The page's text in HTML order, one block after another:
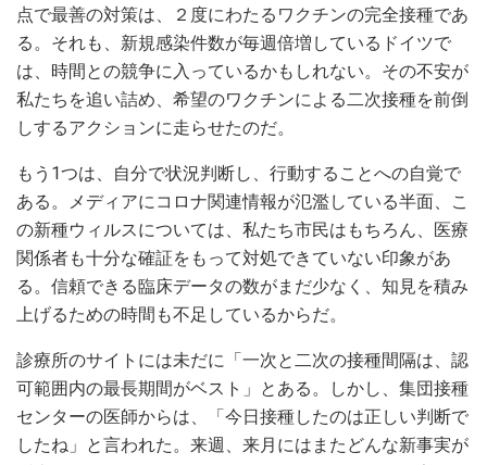
点で最善の対策は、２度にわたるワクチンの完全接種であ
る。それも、新規感染件数が毎週倍増しているドイツで
は、時間との競争に入っているかもしれない。その不安が
私たちを追い詰め、希望のワクチンによる二次接種を前倒
しするアクションに走らせたのだ。
もう1つは、自分で状況判断し、行動することへの自覚で
ある。メディアにコロナ関連情報が氾濫している半面、こ
の新種ウィルスについては、私たち市民はもちろん、医療
関係者も十分な確証をもって対処できていない印象があ
る。信頼できる臨床データの数がまだ少なく、知見を積み
上げるための時間も不足しているからだ。
診療所のサイトには未だに「一次と二次の接種間隔は、認
可範囲内の最長期間がベスト」とある。しかし、集団接種
センターの医師からは、「今日接種したのは正しい判断で
したね」と言われた。来週、来月にはまたどんな新事実が